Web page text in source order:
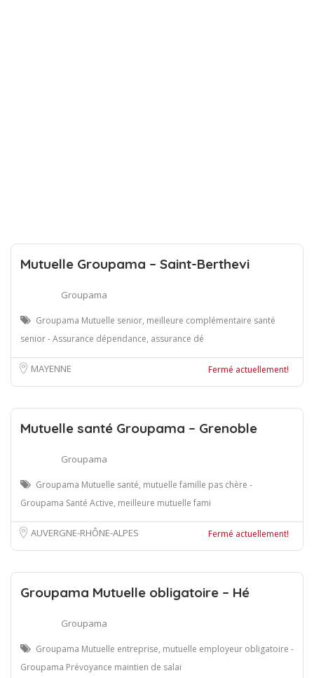
Mutuelle Groupama – Saint-Berthevi
Groupama
Groupama Mutuelle senior, meilleure complémentaire santé
senior - Assurance dépendance, assurance dé
MAYENNE Fermé actuellement!
Mutuelle santé Groupama – Grenoble
Groupama
Groupama Mutuelle santé, mutuelle famille pas chère -
Groupama Santé Active, meilleure mutuelle fami
AUVERGNE-RHÔNE-ALPES Fermé actuellement!
Groupama Mutuelle obligatoire – Hé
Groupama
Groupama Mutuelle entreprise, mutuelle employeur obligatoire -
Groupama Prévoyance maintien de salai